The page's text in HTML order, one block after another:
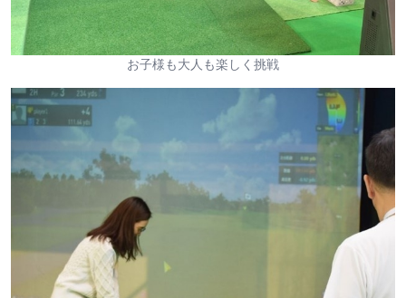
お子様も大人も楽しく挑戦